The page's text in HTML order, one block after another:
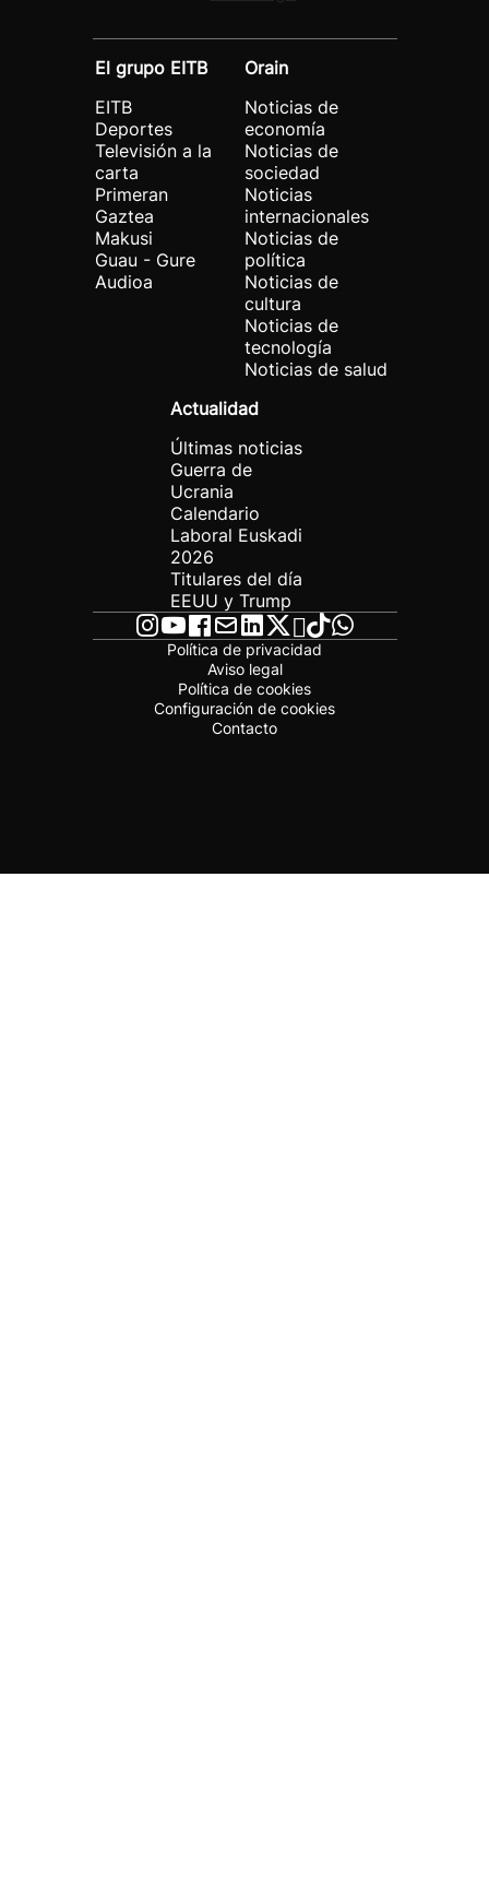
El grupo EITB
EITB
Deportes
Televisión a la
carta
Primeran
Gaztea
Makusi
Guau - Gure
Audioa
Orain
Noticias de
economía
Noticias de
sociedad
Noticias
internacionales
Noticias de
política
Noticias de
cultura
Noticias de
tecnología
Noticias de salud
Actualidad
Últimas noticias
Guerra de
Ucrania
Calendario
Laboral Euskadi
2026
Titulares del día
EEUU y Trump
Política de privacidad
Aviso legal
Política de cookies
Configuración de cookies
Contacto